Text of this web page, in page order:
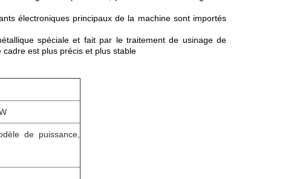
électroniques principaux de la machine sont importés
spéciale et fait par le traitement de usinage de
est plus précis et plus stable
de puissance,